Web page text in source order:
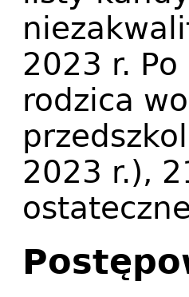
2023 r.
rodzica
2023 r.),